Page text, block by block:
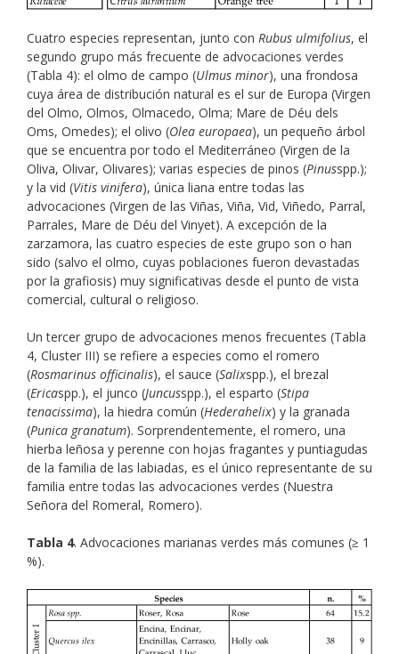
Cuatro especies representan, junto con Rubus ulmifolius, el
segundo grupo más frecuente de advocaciones verdes
(Tabla 4): el olmo de campo (Ulmus minor), una frondosa
cuya área de distribución natural es el sur de Europa (Virgen
del Olmo, Olmos, Olmacedo, Olma; Mare de Déu dels
Oms, Omedes); el olivo (Olea europaea), un pequeño árbol
que se encuentra por todo el Mediterráneo (Virgen de la
Oliva, Olivar, Olivares); varias especies de pinos (Pinusspp.);
y la vid (Vitis vinifera), única liana entre todas las
advocaciones (Virgen de las Viñas, Viña, Vid, Viñedo, Parral,
Parrales, Mare de Déu del Vinyet). A excepción de la
zarzamora, las cuatro especies de este grupo son o han
sido (salvo el olmo, cuyas poblaciones fueron devastadas
por la grafiosis) muy significativas desde el punto de vista
comercial, cultural o religioso.
Un tercer grupo de advocaciones menos frecuentes (Tabla
4, Cluster III) se refiere a especies como el romero
(Rosmarinus officinalis), el sauce (Salixspp.), el brezal
(Ericaspp.), el junco (Juncusspp.), el esparto (Stipa
tenacissima), la hiedra común (Hederahelix) y la granada
(Punica granatum). Sorprendentemente, el romero, una
hierba leñosa y perenne con hojas fragantes y puntiagudas
de la familia de las labiadas, es el único representante de su
familia entre todas las advocaciones verdes (Nuestra
Señora del Romeral, Romero).
Tabla 4. Advocaciones marianas verdes más comunes (≥ 1
%).